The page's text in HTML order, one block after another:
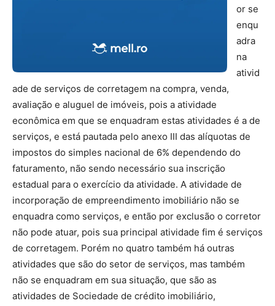
or se
enqu
adra
na
ativid
ade de serviços de corretagem na compra, venda,
avaliação e aluguel de imóveis, pois a atividade
econômica em que se enquadram estas atividades é a de
serviços, e está pautada pelo anexo III das alíquotas de
impostos do simples nacional de 6% dependendo do
faturamento, não sendo necessário sua inscrição
estadual para o exercício da atividade. A atividade de
incorporação de empreendimento imobiliário não se
enquadra como serviços, e então por exclusão o corretor
não pode atuar, pois sua principal atividade fim é serviços
de corretagem. Porém no quatro também há outras
atividades que são do setor de serviços, mas também
não se enquadram em sua situação, que são as
atividades de Sociedade de crédito imobiliário,